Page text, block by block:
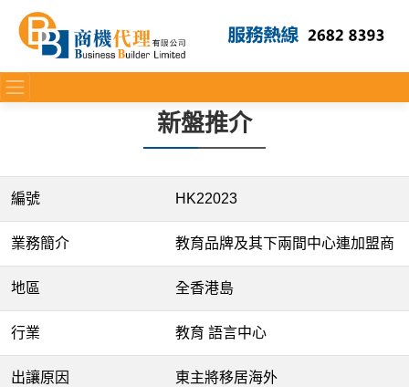
新盤推介
編號 HK22023
業務簡介 教育品牌及其下兩間中心連加盟商
地區 全香港島
行業 教育 語言中心
出讓原因 東主將移居海外